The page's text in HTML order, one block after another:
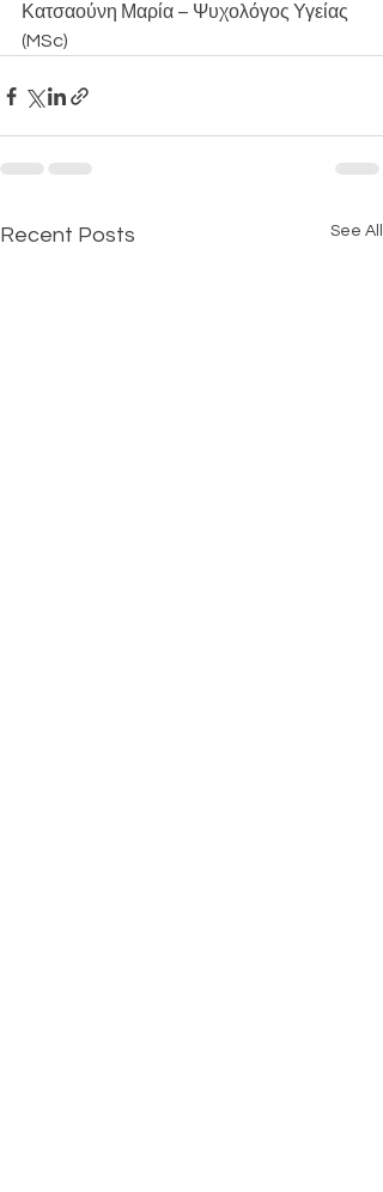
Κατσαούνη Μαρία – Ψυχολόγος Υγείας
(MSc)
Recent Posts See All